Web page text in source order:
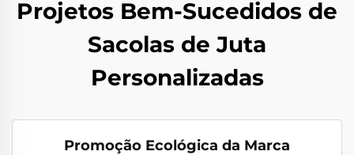
Projetos Bem-Sucedidos de
Sacolas de Juta
Personalizadas
Promoção Ecológica da Marca